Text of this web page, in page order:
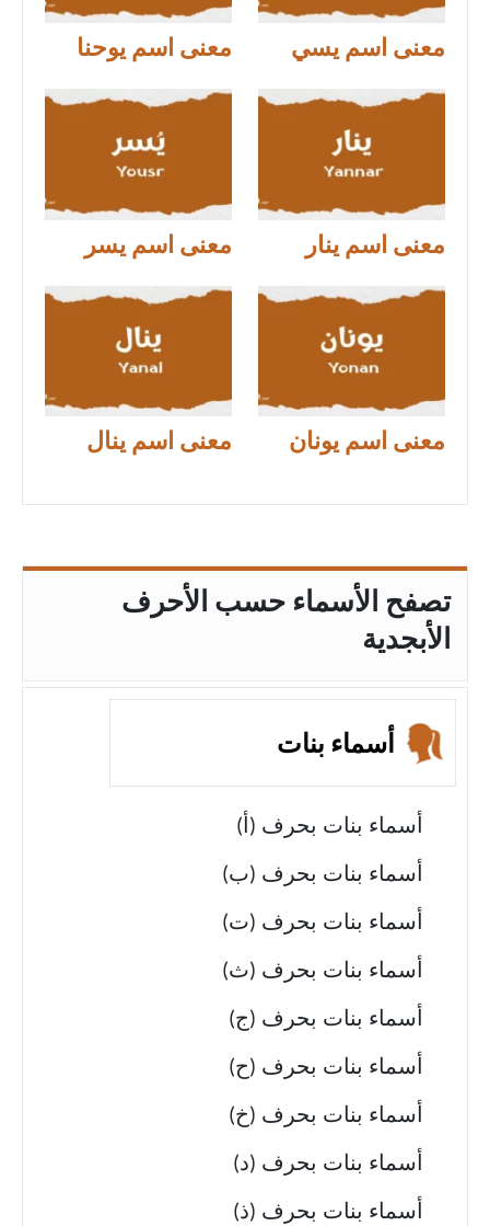
معنى اسم يسي معنى اسم يوحنا
معنى اسم ينار معنى اسم يسر
معنى اسم يونان معنى اسم ينال
تصفح الأسماء حسب الأحرف
الأبجدية
أسماء بنات
أسماء بنات بحرف (أ)
أسماء بنات بحرف (ب)
أسماء بنات بحرف (ت)
أسماء بنات بحرف (ث)
أسماء بنات بحرف (ج)
أسماء بنات بحرف (ح)
أسماء بنات بحرف (خ)
أسماء بنات بحرف (د)
أسماء بنات بحرف (ذ)